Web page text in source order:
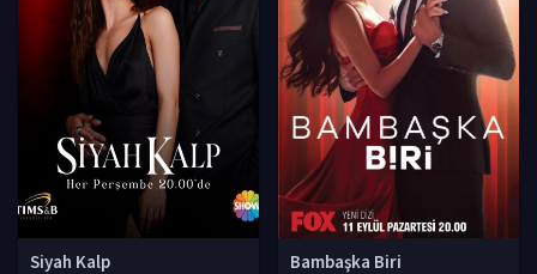
Siyah Kalp Bambaşka Biri